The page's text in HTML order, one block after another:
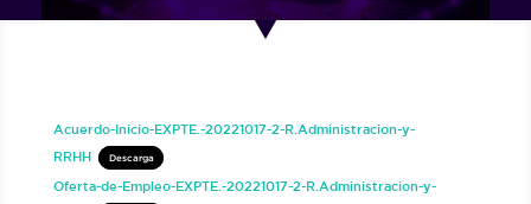
Acuerdo-Inicio-EXPTE.-20221017-2-R.Administracion-y-
RRHH
Descarga
Oferta-de-Empleo-EXPTE.-20221017-2-R.Administracion-y-